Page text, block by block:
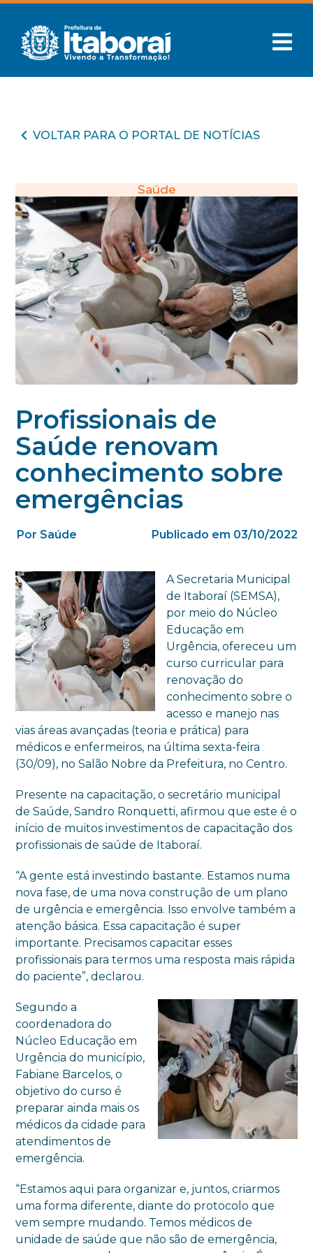
VOLTAR PARA O PORTAL DE NOTÍCIAS
Saúde
Profissionais de
Saúde renovam
conhecimento sobre
emergências
Por Saúde Publicado em 03/10/2022
A Secretaria Municipal
de Itaboraí (SEMSA),
por meio do Núcleo
Educação em
Urgência, ofereceu um
curso curricular para
renovação do
conhecimento sobre o
acesso e manejo nas
vias áreas avançadas (teoria e prática) para
médicos e enfermeiros, na última sexta-feira
(30/09), no Salão Nobre da Prefeitura, no Centro.
Presente na capacitação, o secretário municipal
de Saúde, Sandro Ronquetti, afirmou que este é o
início de muitos investimentos de capacitação dos
profissionais de saúde de Itaboraí.
“A gente está investindo bastante. Estamos numa
nova fase, de uma nova construção de um plano
de urgência e emergência. Isso envolve também a
atenção básica. Essa capacitação é super
importante. Precisamos capacitar esses
profissionais para termos uma resposta mais rápida
do paciente”, declarou.
Segundo a
coordenadora do
Núcleo Educação em
Urgência do município,
Fabiane Barcelos, o
objetivo do curso é
preparar ainda mais os
médicos da cidade para
atendimentos de
emergência.
“Estamos aqui para organizar e, juntos, criarmos
uma forma diferente, diante do protocolo que
vem sempre mudando. Temos médicos de
unidade de saúde que não são de emergência,